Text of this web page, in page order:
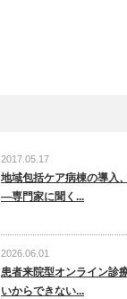
2017.05.17
地域包括ケア病棟の導入
―専門家に聞く...
2026.06.01
患者来院型オンライン診
いからできない...